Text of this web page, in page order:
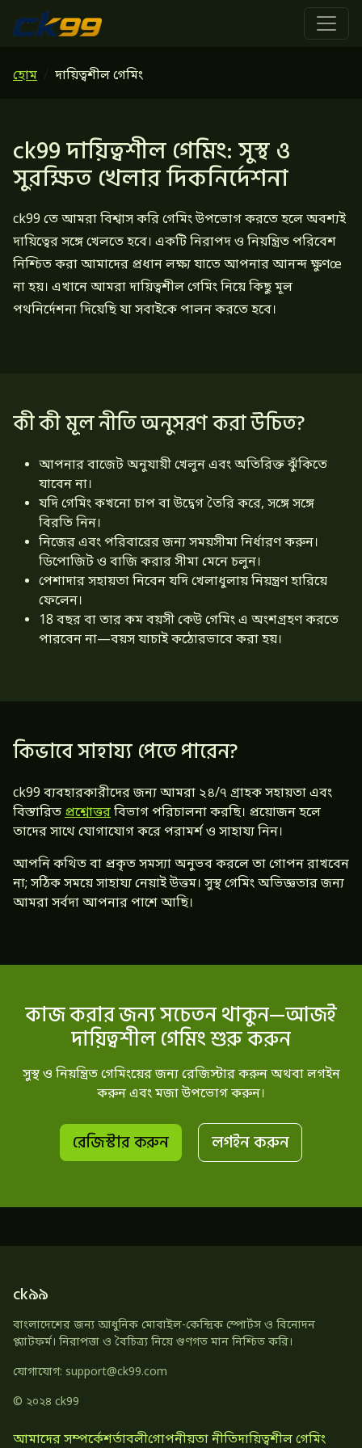
হোম দায়িত্বশীল গেমিং
ck99 দায়িত্বশীল গেমিং: সুস্থ ও
সুরক্ষিত খেলার দিকনির্দেশনা
ck99 তে আমরা বিশ্বাস করি গেমিং উপভোগ করতে হলে অবশ্যই
দায়িত্বের সঙ্গে খেলতে হবে। একটি নিরাপদ ও নিয়ন্ত্রিত পরিবেশ
নিশ্চিত করা আমাদের প্রধান লক্ষ্য যাতে আপনার আনন্দ ক্ষুণœ
না হয়। এখানে আমরা দায়িত্বশীল গেমিং নিয়ে কিছু মূল
পথনির্দেশনা দিয়েছি যা সবাইকে পালন করতে হবে।
কী কী মূল নীতি অনুসরণ করা উচিত?
আপনার বাজেট অনুযায়ী খেলুন এবং অতিরিক্ত ঝুঁকিতে
যাবেন না।
যদি গেমিং কখনো চাপ বা উদ্বেগ তৈরি করে, সঙ্গে সঙ্গে
বিরতি নিন।
নিজের এবং পরিবারের জন্য সময়সীমা নির্ধারণ করুন।
ডিপোজিট ও বাজি করার সীমা মেনে চলুন।
পেশাদার সহায়তা নিবেন যদি খেলাধুলায় নিয়ন্ত্রণ হারিয়ে
ফেলেন।
18 বছর বা তার কম বয়সী কেউ গেমিং এ অংশগ্রহণ করতে
পারবেন না—বয়স যাচাই কঠোরভাবে করা হয়।
কিভাবে সাহায্য পেতে পারেন?
ck99 ব্যবহারকারীদের জন্য আমরা ২৪/৭ গ্রাহক সহায়তা এবং
বিস্তারিতপ্রশ্নোত্তরবিভাগ পরিচালনা করছি। প্রয়োজন হলে
তাদের সাথে যোগাযোগ করে পরামর্শ ও সাহায্য নিন।
আপনি কথিত বা প্রকৃত সমস্যা অনুভব করলে তা গোপন রাখবেন
না; সঠিক সময়ে সাহায্য নেয়াই উত্তম। সুস্থ গেমিং অভিজ্ঞতার জন্য
আমরা সর্বদা আপনার পাশে আছি।
কাজ করার জন্য সচেতন থাকুন—আজই
দায়িত্বশীল গেমিং শুরু করুন
সুস্থ ও নিয়ন্ত্রিত গেমিংয়ের জন্য রেজিস্টার করুন অথবা লগইন
করুন এবং মজা উপভোগ করুন।
রেজিস্টার করুন লগইন করুন
ck৯৯
বাংলাদেশের জন্য আধুনিক মোবাইল-কেন্দ্রিক স্পোর্টস ও বিনোদন
প্ল্যাটফর্ম। নিরাপত্তা ও বৈচিত্র্য নিয়ে গুণগত মান নিশ্চিত করি।
যোগাযোগ: support@ck99.com
© ২০২৪ ck99
আমাদের সম্পর্কেশর্তাবলীগোপনীয়তা নীতিদায়িত্বশীল গেমিং